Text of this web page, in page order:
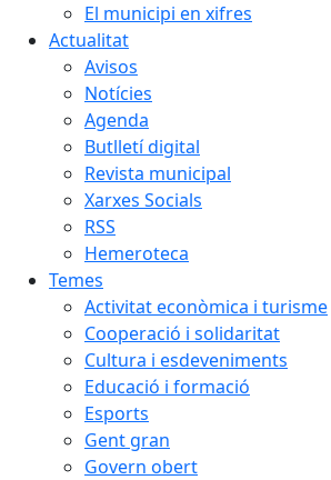
El municipi en xifres
Actualitat
Avisos
Notícies
Agenda
Butlletí digital
Revista municipal
Xarxes Socials
RSS
Hemeroteca
Temes
Activitat econòmica i turisme
Cooperació i solidaritat
Cultura i esdeveniments
Educació i formació
Esports
Gent gran
Govern obert